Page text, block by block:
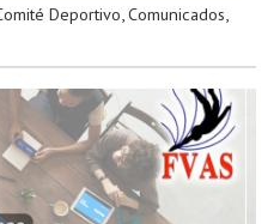
Deportivo Comunicados